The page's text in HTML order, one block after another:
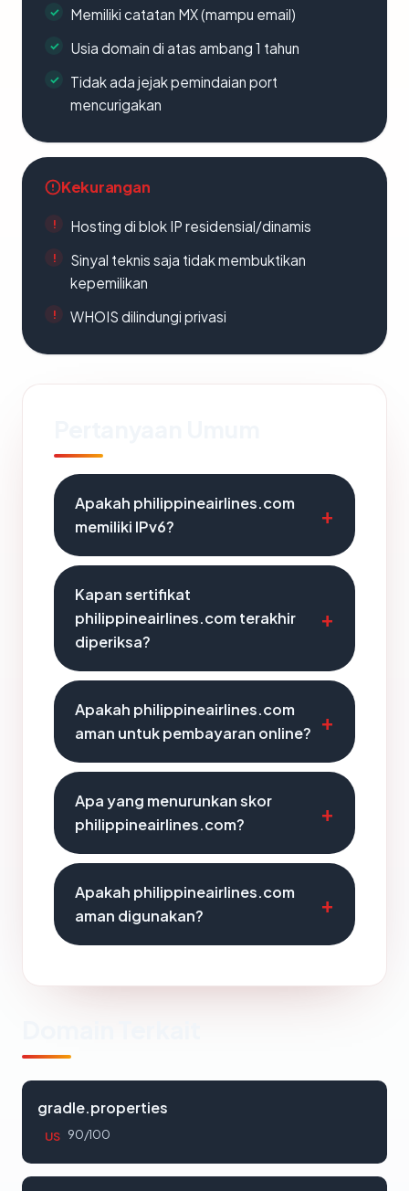
Memiliki catatan MX (mampu email)
Usia domain di atas ambang 1 tahun
Tidak ada jejak pemindaian port
mencurigakan
Kekurangan
Hosting di blok IP residensial/dinamis
Sinyal teknis saja tidak membuktikan
kepemilikan
WHOIS dilindungi privasi
Apakah philippineairlines.com
memiliki IPv6?
Kapan sertifikat
philippineairlines.com terakhir
diperiksa?
Apakah philippineairlines.com
aman untuk pembayaran online?
Apa yang menurunkan skor
philippineairlines.com?
Apakah philippineairlines.com
aman digunakan?
gradle.properties
US 90/100